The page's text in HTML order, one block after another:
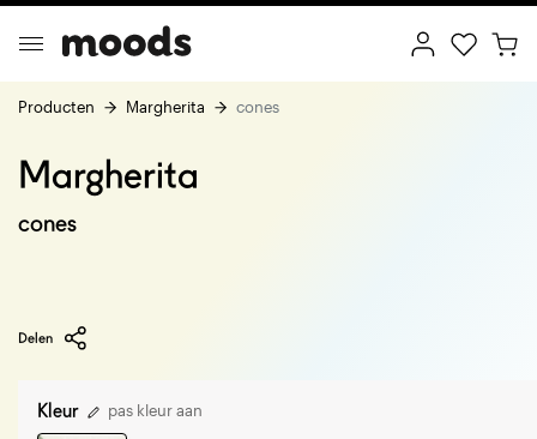
Producten Margherita cones
Margherita
cones
Delen
Kleur pas kleur aan